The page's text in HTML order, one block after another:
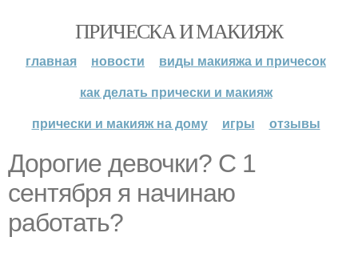
ПРИЧЕСКА И МАКИЯЖ
главная новости
виды макияжа и причесок
как делать прически и макияж
прически и макияж на дому
игры отзывы
Дорогие девочки? С 1
сентября я начинаю
работать?